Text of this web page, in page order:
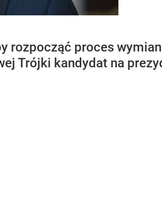
rozpocząć proces
Trójki kandydat na